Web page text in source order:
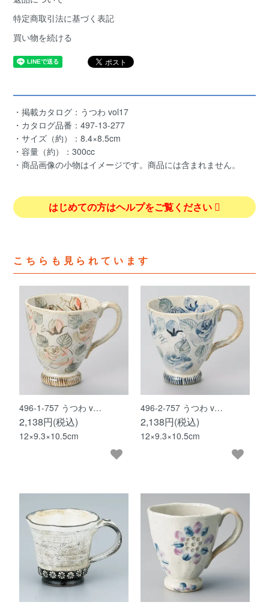
特定商取引法に基づく表記
買い物を続ける
・掲載カタログ：うつわ vol17
・カタログ品番：497-13-277
・サイズ（約）：8.4×8.5cm
・容量（約）：300cc
・商品画像の小物はイメージです。商品には含まれません。
はじめての方はヘルプをご覧ください
こちらも見られています
496-1-757 うつわ v…
2,138円(税込)
12×9.3×10.5cm
496-2-757 うつわ v…
2,138円(税込)
12×9.3×10.5cm